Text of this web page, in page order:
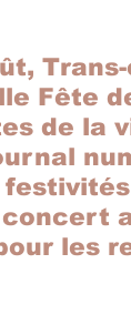
Fête
de la
les